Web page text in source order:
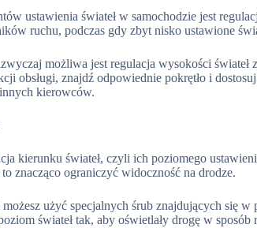
ustawienia świateł w samochodzie jest
ruchu, podczas gdy zbyt nisko ustawione
możliwa jest regulacja wysokości świateł
obsługi, znajdź odpowiednie pokrętło i
kierowców.
kierunku świateł, czyli ich poziomego
znacząco ograniczyć widoczność na drodze.
użyć specjalnych śrub znajdujących się
świateł tak, aby oświetlały drogę w